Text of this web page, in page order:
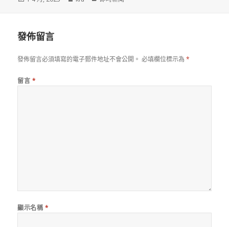
發佈留言
發佈留言必須填寫的電子郵件地址不會公開。 必填欄位標示為*
留言 *
顯示名稱 *